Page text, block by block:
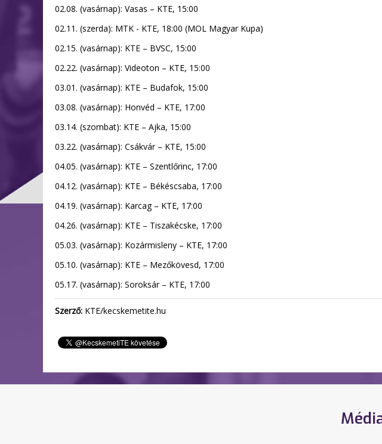
02.08. (vasárnap): Vasas – KTE, 15:00
02.11. (szerda): MTK - KTE, 18:00 (MOL Magyar Kupa)
02.15. (vasárnap): KTE – BVSC, 15:00
02.22. (vasárnap): Videoton – KTE, 15:00
03.01. (vasárnap): KTE – Budafok, 15:00
03.08. (vasárnap): Honvéd – KTE, 17:00
03.14. (szombat): KTE – Ajka, 15:00
03.22. (vasárnap): Csákvár – KTE, 15:00
04.05. (vasárnap): KTE – Szentlőrinc, 17:00
04.12. (vasárnap): KTE – Békéscsaba, 17:00
04.19. (vasárnap): Karcag – KTE, 17:00
04.26. (vasárnap): KTE – Tiszakécske, 17:00
05.03. (vasárnap): Kozármisleny – KTE, 17:00
05.10. (vasárnap): KTE – Mezőkövesd, 17:00
05.17. (vasárnap): Soroksár – KTE, 17:00
Szerző: KTE/kecskemetite.hu